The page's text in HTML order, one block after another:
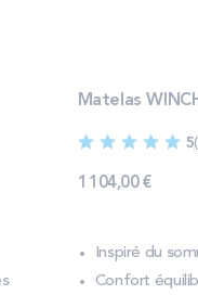
Matelas
5
1 104,00 €
Inspiré du
Confort